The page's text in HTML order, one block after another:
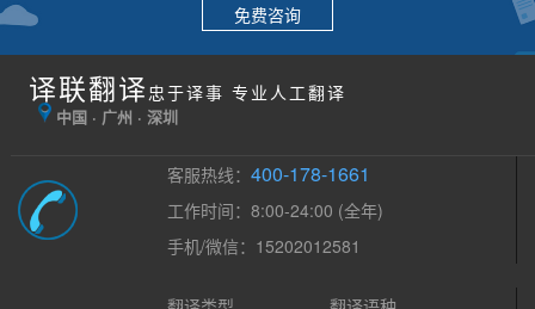
免费咨询
译联翻译 忠于译事 专业人工翻译
中国 · 广州 · 深圳
客服热线：400-178-1661
工作时间：8:00-24:00 (全年)
手机/微信：15202012581